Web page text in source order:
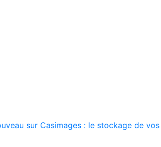
sur Casimages : le stockage de